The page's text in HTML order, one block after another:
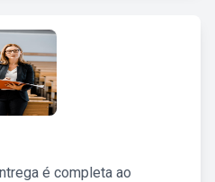
é completa ao